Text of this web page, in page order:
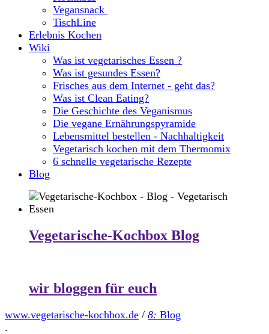
Vegansnack
TischLine
Erlebnis Kochen
Wiki
Was ist vegetarisches Essen ?
Was ist gesundes Essen?
Frisches aus dem Internet - geht das?
Was ist Clean Eating?
Die Geschichte des Veganismus
Die vegane Ernährungspyramide
Lebensmittel bestellen - Nachhaltigkeit
Vegetarisch kochen mit dem Thermomix
6 schnelle vegetarische Rezepte
Blog
Vegetarische-Kochbox Blog
wir bloggen für euch
www.vegetarische-kochbox.de / 8: Blog
.